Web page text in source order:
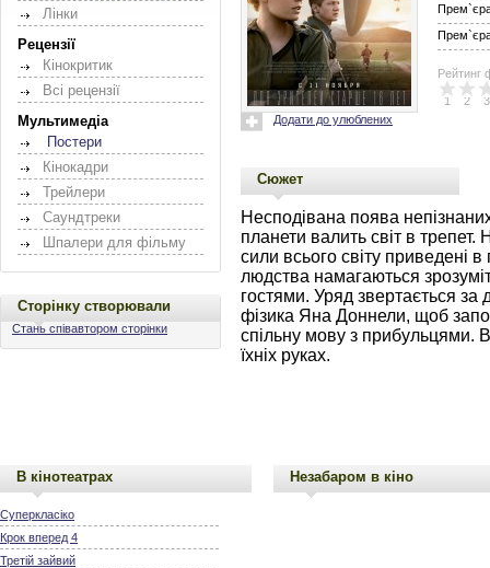
Лінки
Рецензії
Кінокритик
Всі рецензії
Мультимедіа
Постери
Кінокадри
Трейлери
Саундтреки
Шпалери для фільму
Сторінку створювали
Стань співавтором сторінки
Додати до улюблених
Прем`єра
Прем`єра
Рейтинг
1 2 3
Сюжет
Несподівана поява
планети валить світ в трепет.
сили всього світу приведені
людства намагаються
гостями. Уряд звертається за
фізика Яна Доннели, щоб
спільну мову з прибульцями.
їхніх руках.
В кінотеатрах
Суперкласіко
Крок вперед 4
Третій зайвий
Незабаром в кіно